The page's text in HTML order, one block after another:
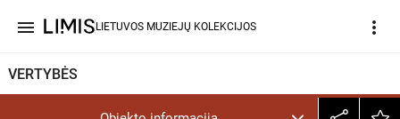
menu LIETUVOS MUZIEJŲ KOLEKCIJOS more_vert
VERTYBĖS